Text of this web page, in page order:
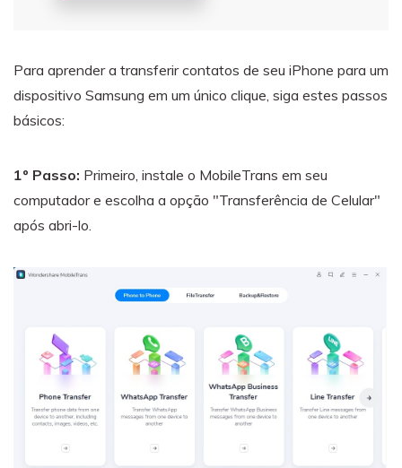
Para aprender a transferir contatos de seu iPhone para um
dispositivo Samsung em um único clique, siga estes passos
básicos:
1º Passo: Primeiro, instale o MobileTrans em seu
computador e escolha a opção "Transferência de Celular"
após abri-lo.